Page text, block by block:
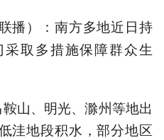
联播）：南方多地近日持
取多措施保障群众生
、明光、滁州等地出
洼地段积水，部分地区